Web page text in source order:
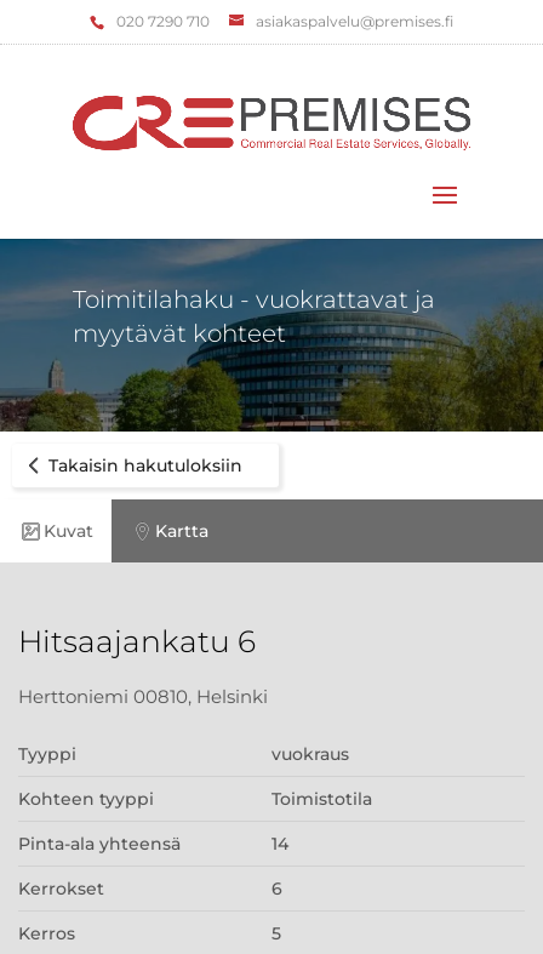
‌020 7290 710 asiakaspalvelu@premises.fi
Toimitilahaku - vuokrattavat ja
myytävät kohteet
Takaisin hakutuloksiin
Kuvat Kartta
Hitsaajankatu 6
Herttoniemi 00810, Helsinki
Tyyppi vuokraus
Kohteen tyyppi Toimistotila
Pinta-ala yhteensä 14
Kerrokset 6
Kerros 5